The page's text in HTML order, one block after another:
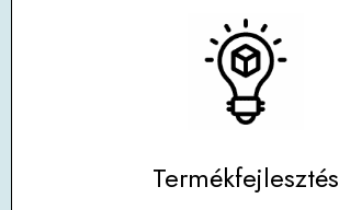
Termékfejlesztés